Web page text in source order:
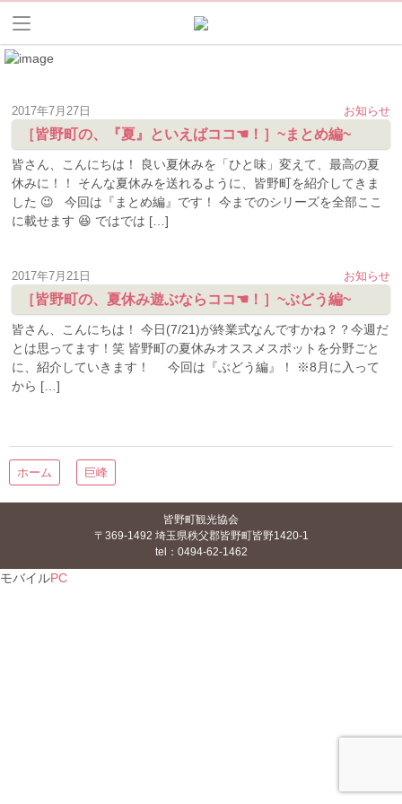
お知らせ
2017年7月27日
［皆野町の、『夏』といえばココ☚！］~まとめ編~
皆さん、こんにちは！ 良い夏休みを「ひと味」変えて、最高の夏
休みに！！ そんな夏休みを送れるように、皆野町を紹介してきま
した 😉 今回は『まとめ編』です！ 今までのシリーズを全部ここ
に載せます 😆 ではでは […]
お知らせ
2017年7月21日
［皆野町の、夏休み遊ぶならココ☚！］~ぶどう編~
皆さん、こんにちは！ 今日(7/21)が終業式なんですかね？？今週だ
とは思ってます！笑 皆野町の夏休みオススメスポットを分野ごと
に、紹介していきます！ 今回は『ぶどう編』！ ※8月に入って
から […]
ホーム 巨峰
皆野町観光協会
〒369-1492 埼玉県秩父郡皆野町皆野1420-1
tel：0494-62-1462
モバイルPC